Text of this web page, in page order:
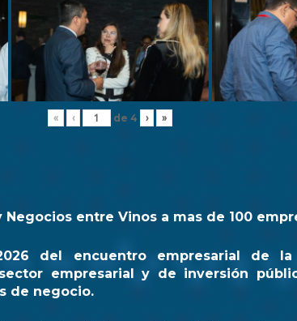
« ‹ de 4 › »
entre Vinos a mas de 100
del encuentro empresarial de
empresarial y de inversión
de negocio.